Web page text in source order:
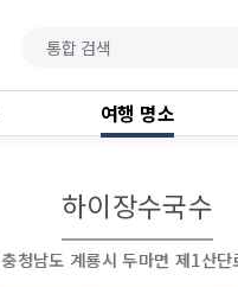
여행 명소
하이장수국수
충청남도 계룡시 두마면 제1산